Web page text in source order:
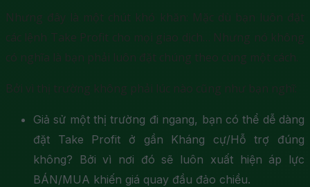
Nhưng đây là một chút khó khăn: Mặc dù bạn luôn đặt
các lệnh Take Profit cho mọi giao dịch… Nhưng nó không
có nghĩa là bạn phải luôn đặt chúng theo cùng một cách.
Bởi vì thị trường không phải lúc nào cũng như bạn nghĩ:
Giả sử một thị trường đi ngang, bạn có thể dễ dàng
đặt Take Profit ở gần Kháng cự/Hỗ trợ đúng
không? Bởi vì nơi đó sẽ luôn xuất hiện áp lực
BÁN/MUA khiến giá quay đầu đảo chiều.